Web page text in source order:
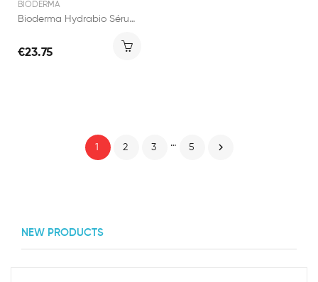
BIODERMA
Bioderma Hydrabio Sérum Booster Hydratant 40ml
€23.75
1 2 3 … 5 
NEW PRODUCTS